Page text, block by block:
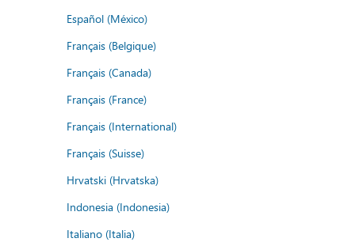
Español (México)
Français (Belgique)
Français (Canada)
Français (France)
Français (International)
Français (Suisse)
Hrvatski (Hrvatska)
Indonesia (Indonesia)
Italiano (Italia)